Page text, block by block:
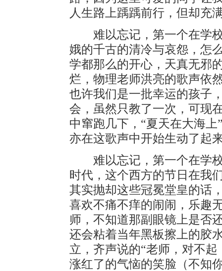
人生路上踽踽前行，但却充
难以忘记，第一个在学校
娥的千古的清冷与哀怨，怎
学都那么的开心，天真无邪
烂，物理老师洪亮的歌声依
也许我们是一批幸运的孩子
会，虽然只教了一次，可现
中窜跑几下，“夏天在大海
亦在这歌声中开始生动了起
难以忘记，第一个在学校
时代，这个西方的节日在我
其实抛却这些冠冕堂皇的话
喜欢不痛不痒的闹闹，乐趣
师，不知道那副眼镜上是否
还会粘着当年黑板擦上的胶
立，齐声说的“老师，对不
涨红了的气恼的笑脸（不知